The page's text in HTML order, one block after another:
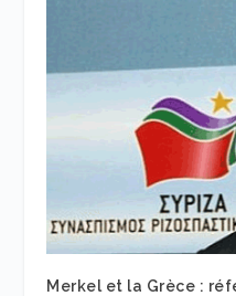
Merkel et la Grèce :